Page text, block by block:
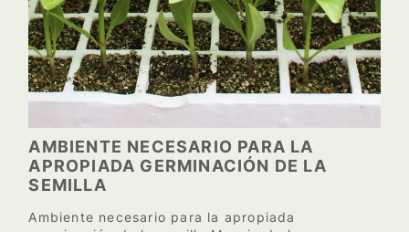
AMBIENTE NECESARIO PARA LA
APROPIADA GERMINACIÓN DE LA
SEMILLA
Ambiente necesario para la apropiada